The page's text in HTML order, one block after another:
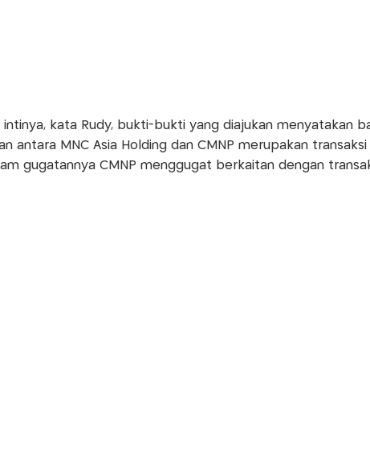
intinya, kata Rudy, bukti-bukti yang diajukan menyatakan
antara MNC Asia Holding dan CMNP merupakan
gugatannya CMNP menggugat berkaitan dengan